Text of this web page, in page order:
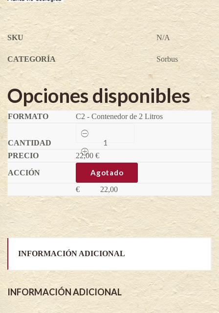
SKU N/A
CATEGORÍA Sorbus
Opciones disponibles
C2 - Contenedor de 2 Litros
Sossenheimer
Riesen
Sorbus
domestica
quantity
22,00 €
Agotado
€ 22,00
INFORMACIÓN ADICIONAL
INFORMACIÓN ADICIONAL